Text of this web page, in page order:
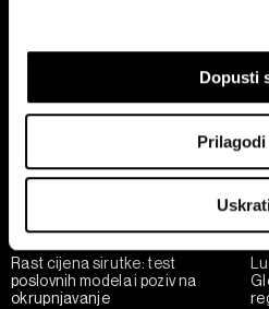
Prikupljati podatke o
koji mogu biti precizni do
Prepoznati vaš uređaj
skenirati njegove
kako se obrađuje vaše osobne
preferencije. Svoju privolu
izmijeniti ili povući u Izjavi o
Zajednički voditelji obrade su
Dopusti
Prilagodi
Rast cijena sirutke: test
poslovnih modela i poziv na
okrupnjavanje